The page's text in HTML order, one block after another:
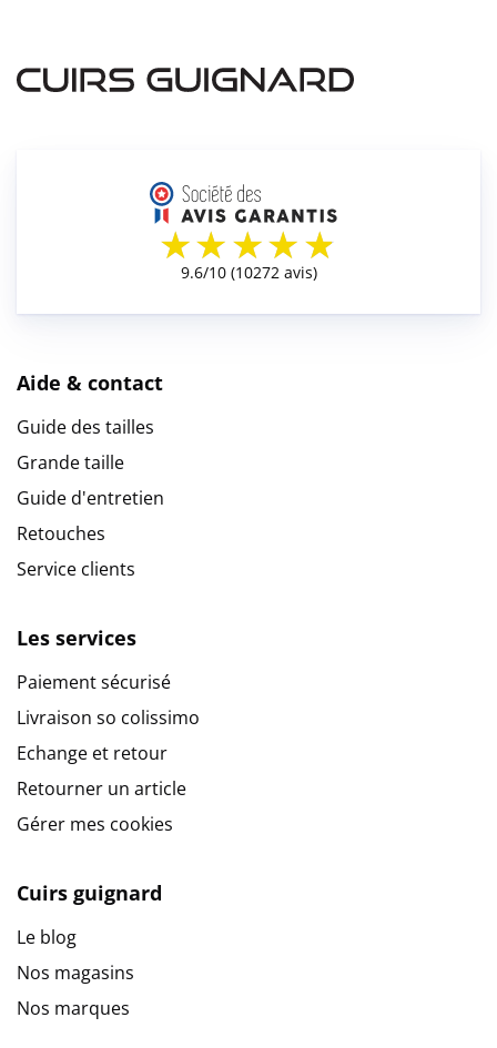
Aide & contact
Guide des tailles
Grande taille
Guide d'entretien
Retouches
Service clients
Les services
Paiement sécurisé
Livraison so colissimo
Echange et retour
Retourner un article
Gérer mes cookies
Cuirs guignard
Le blog
Nos magasins
Nos marques